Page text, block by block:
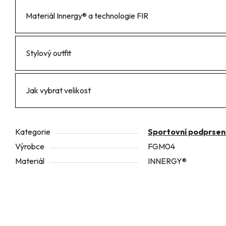
Materiál Innergy® a technologie FIR
Stylový outfit
Jak vybrat velikost
Kategorie
Sportovní
Výrobce
FGM04
Materiál
INNERGY®